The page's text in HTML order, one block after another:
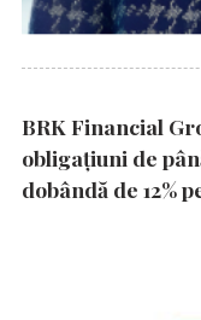
BRK Financial
obligațiuni de
dobândă de 12%